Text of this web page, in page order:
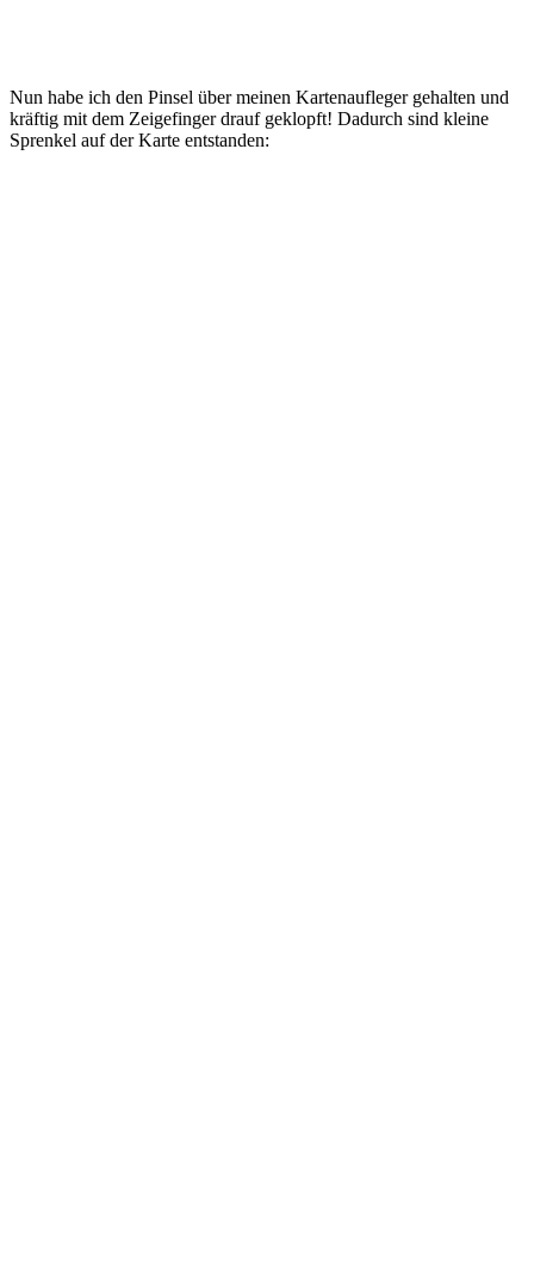
Nun habe ich den Pinsel über meinen Kartenaufleger gehalten und
kräftig mit dem Zeigefinger drauf geklopft! Dadurch sind kleine
Sprenkel auf der Karte entstanden: